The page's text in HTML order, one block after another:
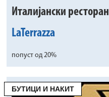
Италијански ресторан
LaTerrazza
попуст од 20%
БУТИЦИ И НАКИТ